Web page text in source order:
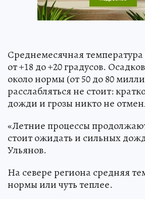
Среднемесячная
от +18 до +20 градусов.
около нормы (от 50 до 80
расслабляться не стоит:
дожди и грозы никто не
«Летние процессы
стоит ожидать и сильных
Ульянов.
На севере региона средняя
нормы или чуть теплее.